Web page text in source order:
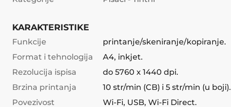
KARAKTERISTIKE
Funkcije
printanje/skeniranje/kopiranje.
Format i tehnologija
A4, inkjet.
Rezolucija ispisa
do 5760 x 1440 dpi.
Brzina printanja
10 str/min (CB) i 5 str/min (u boji).
Povezivost
Wi-Fi, USB, Wi-Fi Direct.